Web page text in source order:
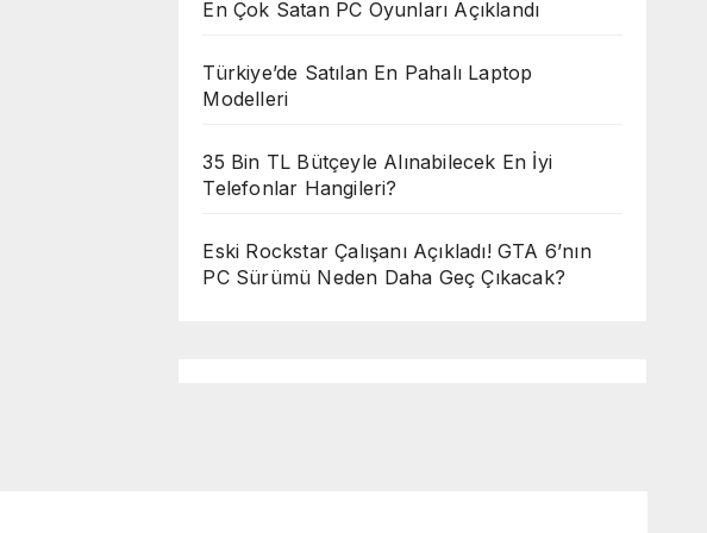
En Çok Satan PC Oyunları Açıklandı
Türkiye’de Satılan En Pahalı Laptop
Modelleri
35 Bin TL Bütçeyle Alınabilecek En İyi
Telefonlar Hangileri?
Eski Rockstar Çalışanı Açıkladı! GTA 6’nın
PC Sürümü Neden Daha Geç Çıkacak?